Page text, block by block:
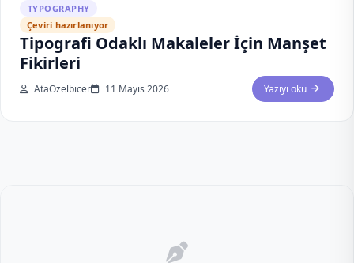
TYPOGRAPHY
Çeviri hazırlanıyor
Tipografi Odaklı Makaleler İçin Manşet
Fikirleri
AtaOzelbicer 11 Mayıs 2026 Yazıyı oku